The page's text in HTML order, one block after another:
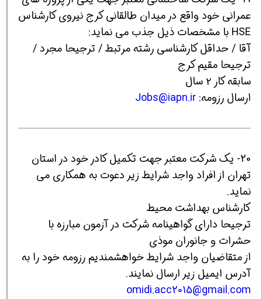
عمرانی خود واقع در میدان طالقانی کرج نیروی کارشناس
HSE با مشخصات ذیل جذب می نماید:
آقا / حداقل کارشناسی رشته مرتبط / ترجیحا مجرد /
ترجیحا مقیم کرج
سابقه کار ۲ سال
ارسال رزومه: Jobs@iapn.ir
20- یک شرکت معتبر جهت تکمیل کادر خود در استان
تهران از افراد واجد شرایط زیر دعوت به همکاری می
نماید.
کارشناس بهداشت محیط
ترجیحا دارای گواهینامه شرکت در آزمون مبارزه با
حشرات و جانوران موذی
از متقاضیان واجد شرایط خواهشمندیم رزومه خود را به
آدرس ایمیل زیر ارسال نمایند.
omidi.acc2015@gmail.com